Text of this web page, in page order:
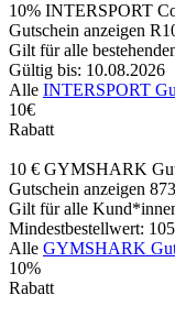
10% INTERSPORT
Gutschein anzeigen
Gilt für alle
Gültig bis: 10.08.2026
Alle INTERSPORT
10€
Rabatt
10 € GYMSHARK
Gutschein anzeigen 873
Gilt für alle
Mindestbestellwert: 105
Alle GYMSHARK
10%
Rabatt